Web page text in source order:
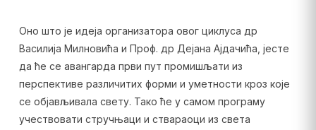
Оно што је идеја организатора овог циклуса др
Василија Милновића и Проф. др Дејана Ајдачића, јесте
да ће се авангарда први пут промишљати из
перспективе различитих форми и уметности кроз које
се објављивала свету. Тако ће у самом програму
учествовати стручњаци и ствараоци из света